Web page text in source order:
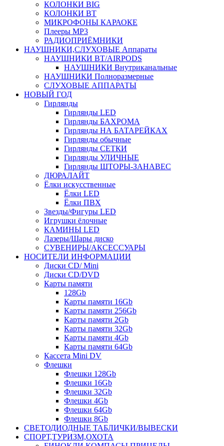
КОЛОНКИ BIG
КОЛОНКИ BT
МИКРОФОНЫ КАРАОКЕ
Плееры MP3
РАДИОПРИЁМНИКИ
НАУШНИКИ,СЛУХОВЫЕ Аппараты
НАУШНИКИ BT/AIRPODS
НАУШНИКИ Внутриканальные
НАУШНИКИ Полноразмерные
СЛУХОВЫЕ АППАРАТЫ
НОВЫЙ ГОД
Гирлянды
Гирлянды LED
Гирлянды БАХРОМА
Гирлянды НА БАТАРЕЙКАХ
Гирлянды обычные
Гирлянды СЕТКИ
Гирлянды УЛИЧНЫЕ
Гирлянды ШТОРЫ-ЗАНАВЕС
ДЮРАЛАЙТ
Ёлки искусственные
Ёлки LED
Ёлки ПВХ
Звезды/Фигуры LED
Игрушки ёлочные
КАМИНЫ LED
Лазеры/Шары диско
СУВЕНИРЫ/АКСЕССУАРЫ
НОСИТЕЛИ ИНФОРМАЦИИ
Диски CD/ Mini
Диски CD/DVD
Карты памяти
128Gb
Карты памяти 16Gb
Карты памяти 256Gb
Карты памяти 2Gb
Карты памяти 32Gb
Карты памяти 4Gb
Карты памяти 64Gb
Кассета Mini DV
Флешки
Флешки 128Gb
Флешки 16Gb
Флешки 32Gb
Флешки 4Gb
Флешки 64Gb
Флешки 8Gb
СВЕТОДИОДНЫЕ ТАБЛИЧКИ/ВЫВЕСКИ
СПОРТ,ТУРИЗМ,ОХОТА